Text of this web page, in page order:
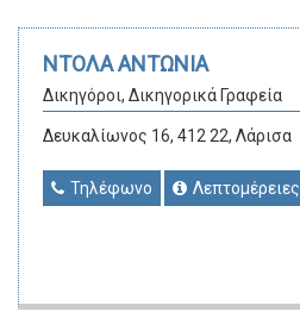
ΝΤΟΛΑ ΑΝΤΩΝΙΑ
Δικηγόροι, Δικηγορικά Γραφεία
Δευκαλίωνος 16, 412 22, Λάρισα
Τηλέφωνο Λεπτομέρειες